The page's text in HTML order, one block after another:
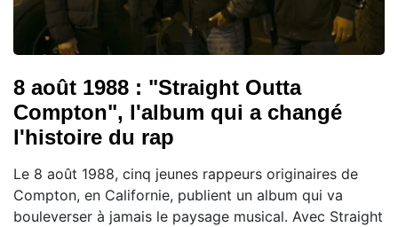
8 août 1988 : "Straight Outta
Compton", l'album qui a changé
l'histoire du rap
Le 8 août 1988, cinq jeunes rappeurs originaires de
Compton, en Californie, publient un album qui va
bouleverser à jamais le paysage musical. Avec Straight